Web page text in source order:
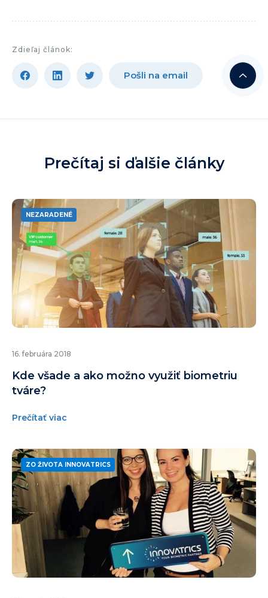
Zdieľaj článok:
Pošli na email
Prečítaj si ďalšie články
NEZARADENÉ
16. februára 2018
Kde všade a ako možno využiť biometriu
tváre?
Prečítať viac
ZO ŽIVOTA INNOVATRICS